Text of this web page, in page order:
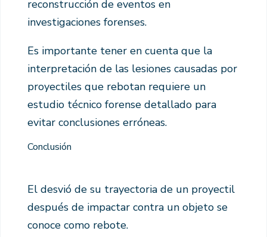
reconstrucción de eventos en
investigaciones forenses.
Es importante tener en cuenta que la
interpretación de las lesiones causadas por
proyectiles que rebotan requiere un
estudio técnico forense detallado para
evitar conclusiones erróneas.
Conclusión
El desvió de su trayectoria de un proyectil
después de impactar contra un objeto se
conoce como rebote.